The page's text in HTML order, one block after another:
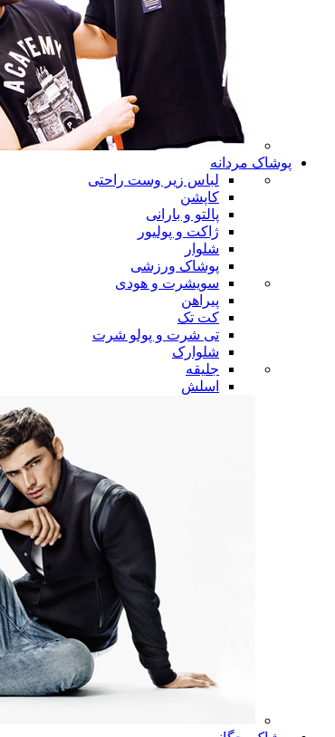
پوشاک مردانه
لباس زیر وست راحتی
کاپشن
پالتو و بارانی
ژاکت و پولیور
شلوار
پوشاک ورزشی
سویشرت و هودی
پیراهن
کت تک
تی شرت و پولو شرت
شلوارک
جلیقه
اسلش